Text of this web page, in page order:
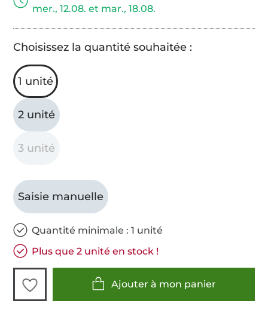
mer., 12.08. et mar., 18.08.
Choisissez la quantité souhaitée :
1 unité
2 unité
3 unité
Saisie manuelle
Quantité minimale : 1 unité
Plus que 2 unité en stock !
Ajouter à mon panier